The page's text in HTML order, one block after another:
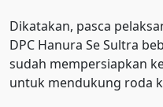
Dikatakan, pasca
DPC Hanura Se Sultra
sudah mempersiapkan
untuk mendukung roda